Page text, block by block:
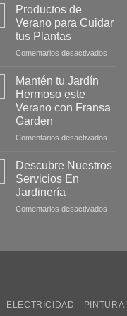
Página
Productos de
Verano para Cuidar
tus Plantas
Comentarios desactivados
Cuidar
Mantén tu Jardín
Hermoso este
Verano con Fransa
Garden
Comentarios desactivados
Descubre Nuestros
Servicios En
Jardinería
Comentarios desactivados
ELECTRICIDAD PINTURA